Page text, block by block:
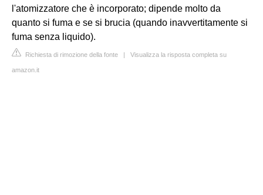
l'atomizzatore che è incorporato; dipende molto da
quanto si fuma e se si brucia (quando inavvertitamente si
fuma senza liquido).
Richiesta di rimozione della fonte | Visualizza la risposta completa su
amazon.it